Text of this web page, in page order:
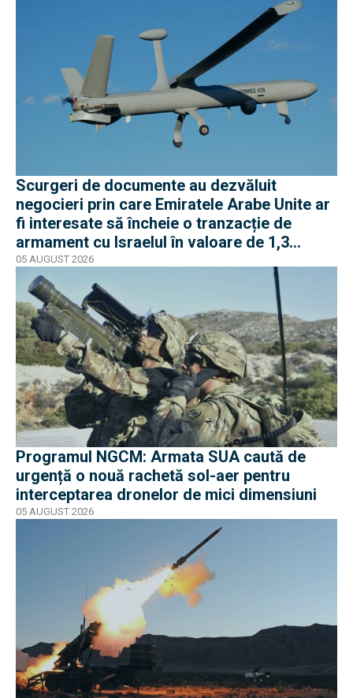
Scurgeri de documente au dezvăluit
negocieri prin care Emiratele Arabe Unite ar
fi interesate să încheie o tranzacție de
armament cu Israelul în valoare de 1,3
miliarde de dolari
05 AUGUST 2026
Programul NGCM: Armata SUA caută de
urgență o nouă rachetă sol-aer pentru
interceptarea dronelor de mici dimensiuni
05 AUGUST 2026